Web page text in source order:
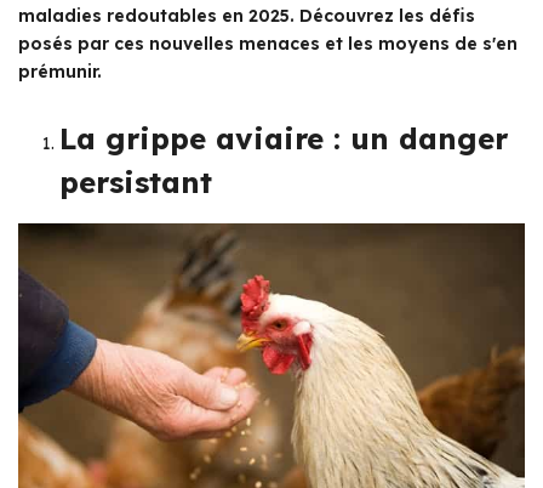
maladies redoutables en 2025. Découvrez les défis
posés par ces nouvelles menaces et les moyens de s'en
prémunir.
La grippe aviaire : un danger
persistant